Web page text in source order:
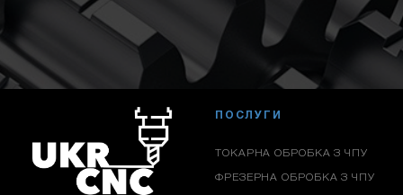
ПОСЛУГИ
ТОКАРНА ОБРОБКА З ЧПУ
ФРЕЗЕРНА ОБРОБКА З ЧПУ